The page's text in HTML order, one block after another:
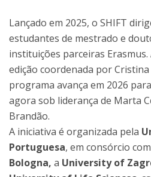
Lançado em 2025, o SHIFT
estudantes de mestrado e
instituições parceiras
edição coordenada por
programa avança em 2026
agora sob liderança de Marta
Brandão.
A iniciativa é organizada pela
Portuguesa, em consórcio
Bologna, a University of